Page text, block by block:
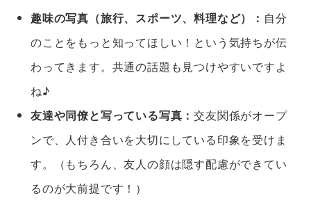
趣味の写真（旅行、スポーツ、料理など）： 自分
のことをもっと知ってほしい！という気持ちが伝
わってきます。共通の話題も見つけやすいですよ
ね♪
友達や同僚と写っている写真：交友関係がオープ
ンで、人付き合いを大切にしている印象を受けま
す。（もちろん、友人の顔は隠す配慮ができてい
るのが大前提です！）